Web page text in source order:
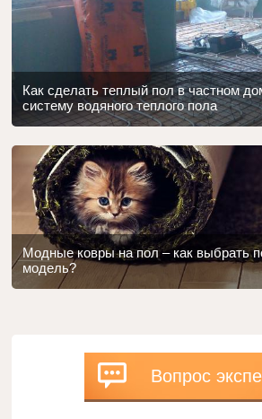
Как сделать теплый пол в частном
систему водяного теплого пола
Модные ковры на пол – как выбрать
модель?
Вопрос